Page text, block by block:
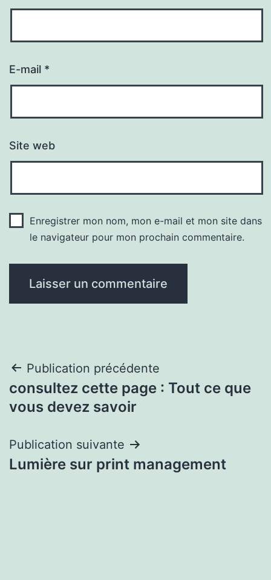
E-mail *
Site web
Enregistrer mon nom, mon e-mail et mon site dans
le navigateur pour mon prochain commentaire.
Navigation
de
Publication précédente
consultez cette page : Tout ce que
vous devez savoir
Publication suivante
Lumière sur print management